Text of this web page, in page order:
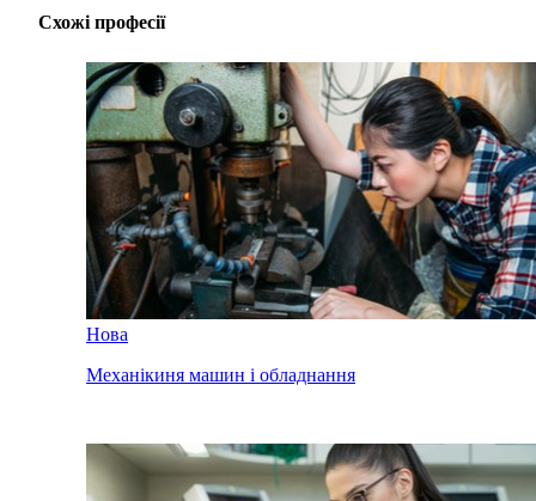
Схожі професії
Нова
Механікиня машин і обладнання